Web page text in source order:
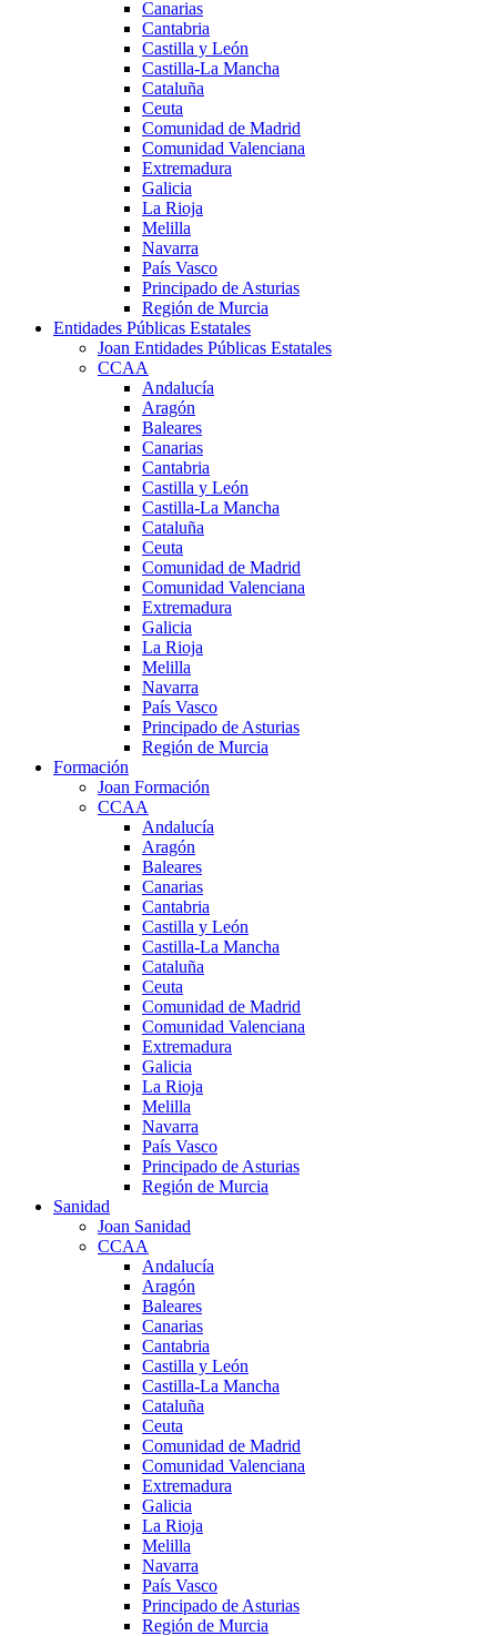
Canarias
Cantabria
Castilla y León
Castilla-La Mancha
Cataluña
Ceuta
Comunidad de Madrid
Comunidad Valenciana
Extremadura
Galicia
La Rioja
Melilla
Navarra
País Vasco
Principado de Asturias
Región de Murcia
Entidades Públicas Estatales
Joan Entidades Públicas Estatales
CCAA
Andalucía
Aragón
Baleares
Canarias
Cantabria
Castilla y León
Castilla-La Mancha
Cataluña
Ceuta
Comunidad de Madrid
Comunidad Valenciana
Extremadura
Galicia
La Rioja
Melilla
Navarra
País Vasco
Principado de Asturias
Región de Murcia
Formación
Joan Formación
CCAA
Andalucía
Aragón
Baleares
Canarias
Cantabria
Castilla y León
Castilla-La Mancha
Cataluña
Ceuta
Comunidad de Madrid
Comunidad Valenciana
Extremadura
Galicia
La Rioja
Melilla
Navarra
País Vasco
Principado de Asturias
Región de Murcia
Sanidad
Joan Sanidad
CCAA
Andalucía
Aragón
Baleares
Canarias
Cantabria
Castilla y León
Castilla-La Mancha
Cataluña
Ceuta
Comunidad de Madrid
Comunidad Valenciana
Extremadura
Galicia
La Rioja
Melilla
Navarra
País Vasco
Principado de Asturias
Región de Murcia